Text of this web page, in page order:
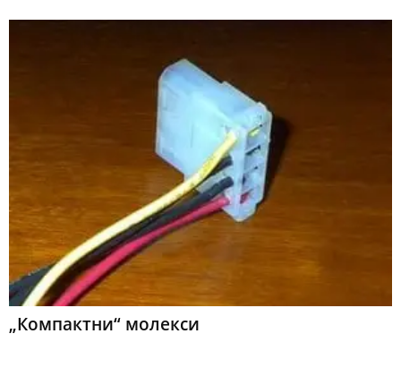
„Компактни“ молекси